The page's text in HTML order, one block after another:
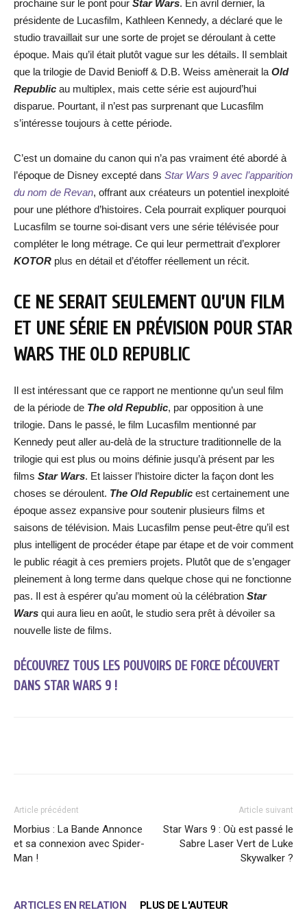
prochaine sur le pont pour Star Wars. En avril dernier, la
présidente de Lucasfilm, Kathleen Kennedy, a déclaré que le
studio travaillait sur une sorte de projet se déroulant à cette
époque. Mais qu’il était plutôt vague sur les détails. Il semblait
que la trilogie de David Benioff & D.B. Weiss amènerait la Old
Republic au multiplex, mais cette série est aujourd’hui
disparue. Pourtant, il n’est pas surprenant que Lucasfilm
s’intéresse toujours à cette période.
C’est un domaine du canon qui n’a pas vraiment été abordé à
l’époque de Disney excepté dans Star Wars 9 avec l’apparition
du nom de Revan, offrant aux créateurs un potentiel inexploité
pour une pléthore d’histoires. Cela pourrait expliquer pourquoi
Lucasfilm se tourne soi-disant vers une série télévisée pour
compléter le long métrage. Ce qui leur permettrait d’explorer
KOTOR plus en détail et d’étoffer réellement un récit.
CE NE SERAIT SEULEMENT QU’UN FILM
ET UNE SÉRIE EN PRÉVISION POUR STAR
WARS THE OLD REPUBLIC
Il est intéressant que ce rapport ne mentionne qu’un seul film
de la période de The old Republic, par opposition à une
trilogie. Dans le passé, le film Lucasfilm mentionné par
Kennedy peut aller au-delà de la structure traditionnelle de la
trilogie qui est plus ou moins définie jusqu’à présent par les
films Star Wars. Et laisser l’histoire dicter la façon dont les
choses se déroulent. The Old Republic est certainement une
époque assez expansive pour soutenir plusieurs films et
saisons de télévision. Mais Lucasfilm pense peut-être qu’il est
plus intelligent de procéder étape par étape et de voir comment
le public réagit à ces premiers projets. Plutôt que de s’engager
pleinement à long terme dans quelque chose qui ne fonctionne
pas. Il est à espérer qu’au moment où la célébration Star
Wars qui aura lieu en août, le studio sera prêt à dévoiler sa
nouvelle liste de films.
DÉCOUVREZ TOUS LES POUVOIRS DE FORCE DÉCOUVERT
DANS STAR WARS 9 !
Article précédent
Morbius : La Bande Annonce
et sa connexion avec Spider-
Man !
Article suivant
Star Wars 9 : Où est passé le
Sabre Laser Vert de Luke
Skywalker ?
ARTICLES EN RELATION PLUS DE L'AUTEUR